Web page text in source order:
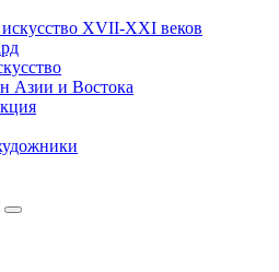
искусство XVII-XXI веков
Азии и Востока